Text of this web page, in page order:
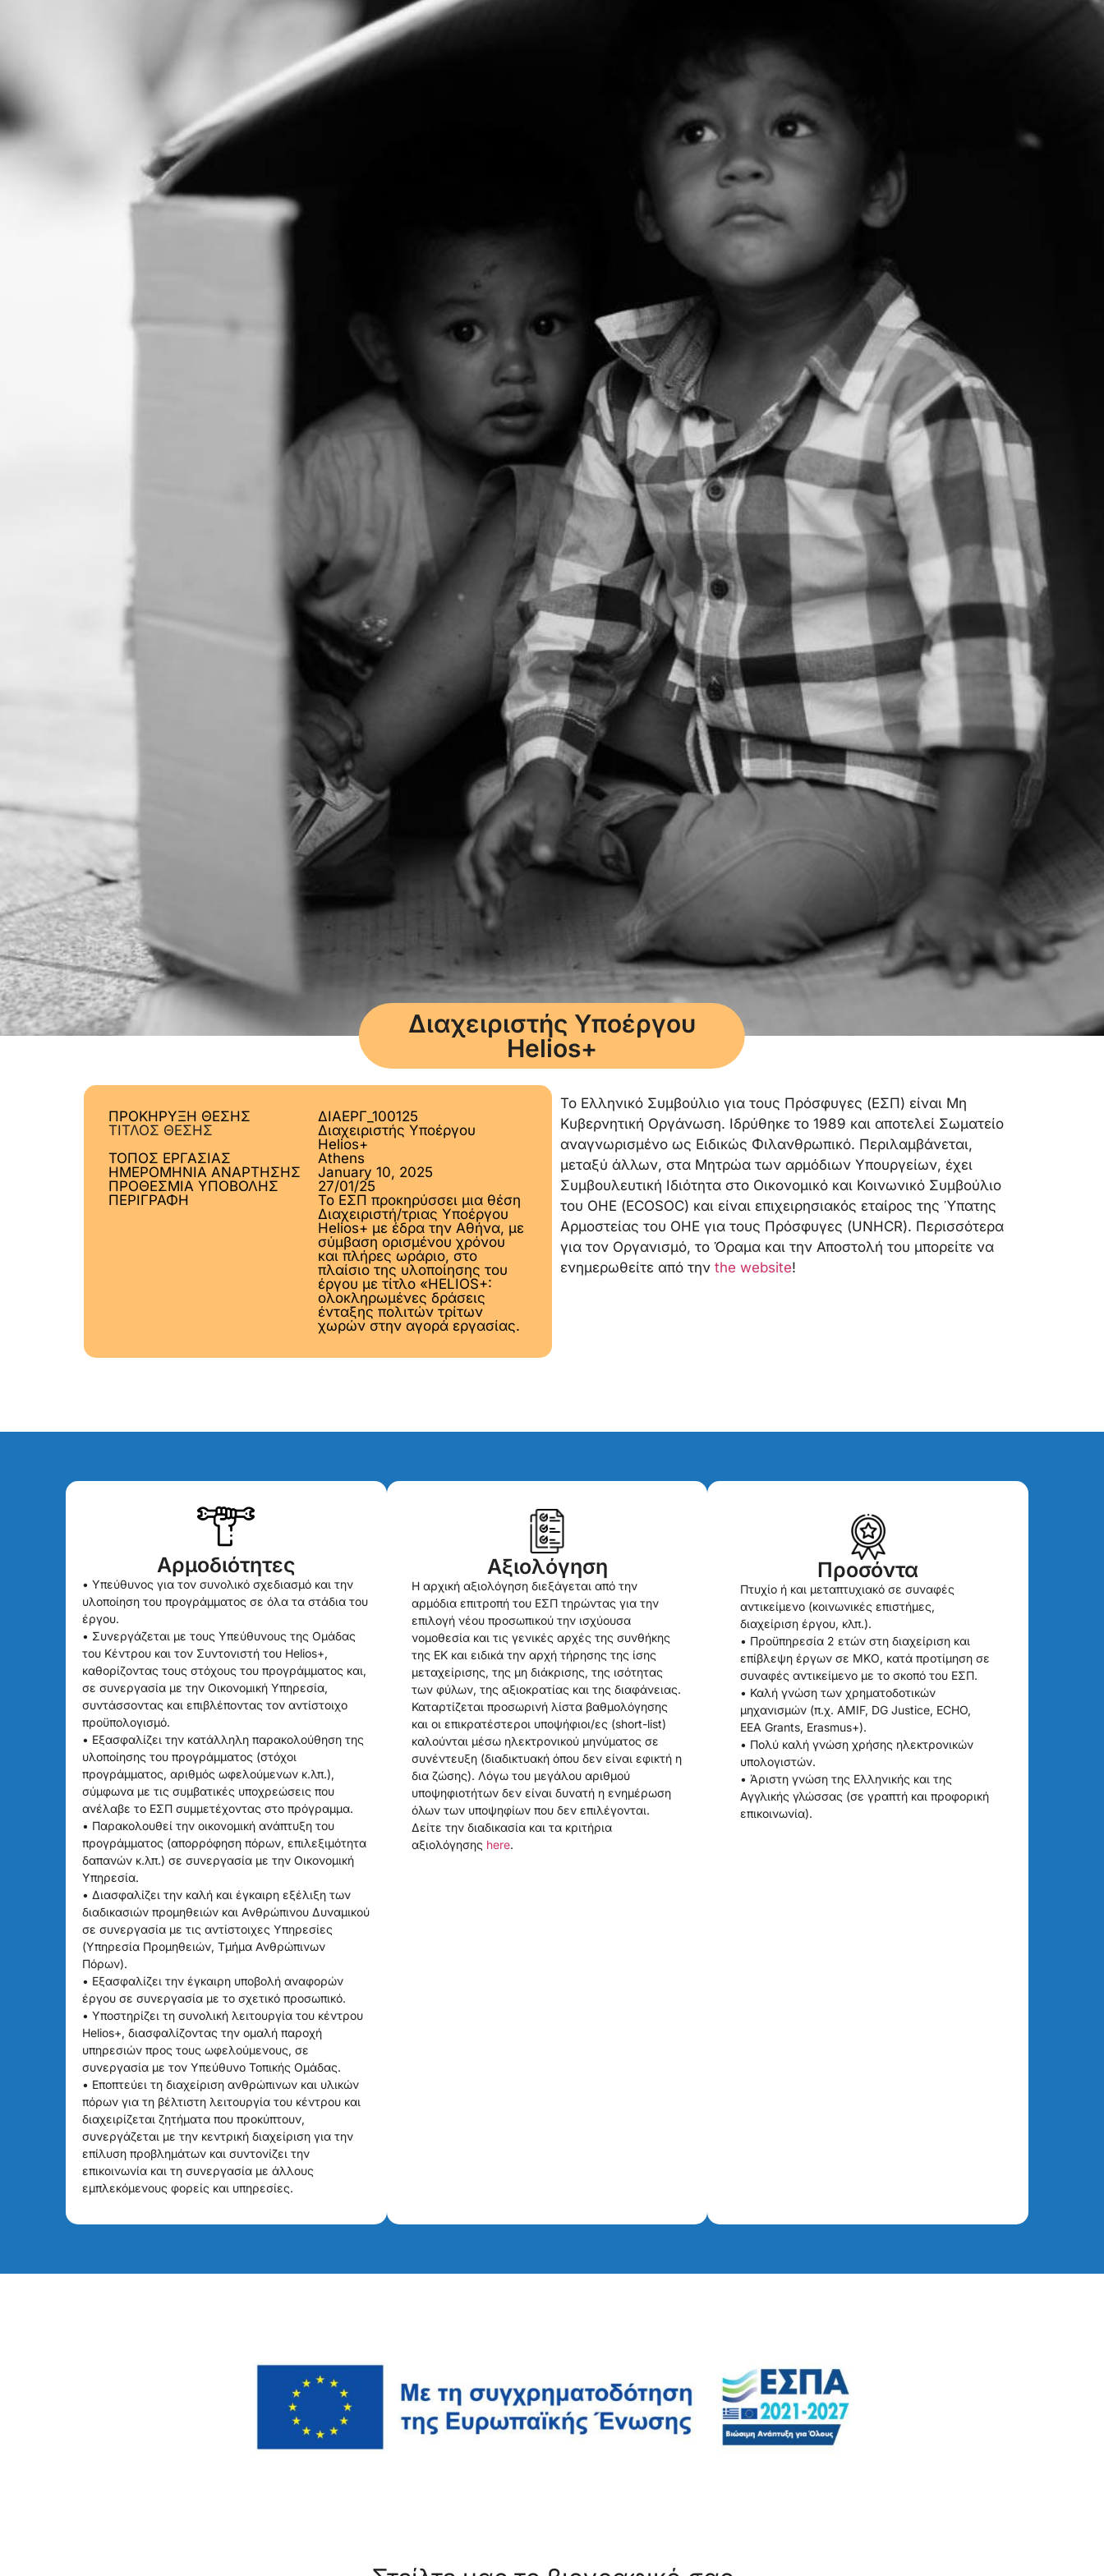
Διαχειριστής Υποέργου
Helios+
ΠΡΟΚΗΡΥΞΗ ΘΕΣΗΣ
ΔΙΑΕΡΓ_100125
ΤΙΤΛΟΣ ΘΕΣΗΣ
Διαχειριστής Υποέργου
Helios+
ΤΟΠΟΣ ΕΡΓΑΣΙΑΣ
Athens
ΗΜΕΡΟΜΗΝΙΑ ΑΝΑΡΤΗΣΗΣ
January 10, 2025
ΠΡΟΘΕΣΜΙΑ ΥΠΟΒΟΛΗΣ
27/01/25
ΠΕΡΙΓΡΑΦΗ
Το ΕΣΠ προκηρύσσει μια θέση
Διαχειριστή/τριας Υποέργου
Helios+ με έδρα την Αθήνα, με
σύμβαση ορισμένου χρόνου
και πλήρες ωράριο, στο
πλαίσιο της υλοποίησης του
έργου με τίτλο «HELIOS+:
ολοκληρωμένες δράσεις
ένταξης πολιτών τρίτων
χωρών στην αγορά εργασίας.
Το Ελληνικό Συμβούλιο για τους Πρόσφυγες (ΕΣΠ) είναι Μη
Κυβερνητική Οργάνωση. Ιδρύθηκε το 1989 και αποτελεί Σωματείο
αναγνωρισμένο ως Ειδικώς Φιλανθρωπικό. Περιλαμβάνεται,
μεταξύ άλλων, στα Μητρώα των αρμόδιων Υπουργείων, έχει
Συμβουλευτική Ιδιότητα στο Οικονομικό και Κοινωνικό Συμβούλιο
του ΟΗΕ (ECOSOC) και είναι επιχειρησιακός εταίρος της Ύπατης
Αρμοστείας του ΟΗΕ για τους Πρόσφυγες (UNHCR). Περισσότερα
για τον Οργανισμό, το Όραμα και την Αποστολή του μπορείτε να
ενημερωθείτε από την the website!
Αρμοδιότητες
• Υπεύθυνος για τον συνολικό σχεδιασμό και την
υλοποίηση του προγράμματος σε όλα τα στάδια του
έργου.
• Συνεργάζεται με τους Υπεύθυνους της Ομάδας
του Κέντρου και τον Συντονιστή του Helios+,
καθορίζοντας τους στόχους του προγράμματος και,
σε συνεργασία με την Οικονομική Υπηρεσία,
συντάσσοντας και επιβλέποντας τον αντίστοιχο
προϋπολογισμό.
• Εξασφαλίζει την κατάλληλη παρακολούθηση της
υλοποίησης του προγράμματος (στόχοι
προγράμματος, αριθμός ωφελούμενων κ.λπ.),
σύμφωνα με τις συμβατικές υποχρεώσεις που
ανέλαβε το ΕΣΠ συμμετέχοντας στο πρόγραμμα.
• Παρακολουθεί την οικονομική ανάπτυξη του
προγράμματος (απορρόφηση πόρων, επιλεξιμότητα
δαπανών κ.λπ.) σε συνεργασία με την Οικονομική
Υπηρεσία.
• Διασφαλίζει την καλή και έγκαιρη εξέλιξη των
διαδικασιών προμηθειών και Ανθρώπινου Δυναμικού
σε συνεργασία με τις αντίστοιχες Υπηρεσίες
(Υπηρεσία Προμηθειών, Τμήμα Ανθρώπινων
Πόρων).
• Εξασφαλίζει την έγκαιρη υποβολή αναφορών
έργου σε συνεργασία με το σχετικό προσωπικό.
• Υποστηρίζει τη συνολική λειτουργία του κέντρου
Helios+, διασφαλίζοντας την ομαλή παροχή
υπηρεσιών προς τους ωφελούμενους, σε
συνεργασία με τον Υπεύθυνο Τοπικής Ομάδας.
• Εποπτεύει τη διαχείριση ανθρώπινων και υλικών
πόρων για τη βέλτιστη λειτουργία του κέντρου και
διαχειρίζεται ζητήματα που προκύπτουν,
συνεργάζεται με την κεντρική διαχείριση για την
επίλυση προβλημάτων και συντονίζει την
επικοινωνία και τη συνεργασία με άλλους
εμπλεκόμενους φορείς και υπηρεσίες.
Αξιολόγηση
Η αρχική αξιολόγηση διεξάγεται από την
αρμόδια επιτροπή του ΕΣΠ τηρώντας για την
επιλογή νέου προσωπικού την ισχύουσα
νομοθεσία και τις γενικές αρχές της συνθήκης
της ΕΚ και ειδικά την αρχή τήρησης της ίσης
μεταχείρισης, της μη διάκρισης, της ισότητας
των φύλων, της αξιοκρατίας και της διαφάνειας.
Καταρτίζεται προσωρινή λίστα βαθμολόγησης
και οι επικρατέστεροι υποψήφιοι/ες (short-list)
καλούνται μέσω ηλεκτρονικού μηνύματος σε
συνέντευξη (διαδικτυακή όπου δεν είναι εφικτή η
δια ζώσης). Λόγω του μεγάλου αριθμού
υποψηφιοτήτων δεν είναι δυνατή η ενημέρωση
όλων των υποψηφίων που δεν επιλέγονται.
Δείτε την διαδικασία και τα κριτήρια
αξιολόγησης here.
Προσόντα
Πτυχίο ή και μεταπτυχιακό σε συναφές
αντικείμενο (κοινωνικές επιστήμες,
διαχείριση έργου, κλπ.).
• Προϋπηρεσία 2 ετών στη διαχείριση και
επίβλεψη έργων σε ΜΚΟ, κατά προτίμηση σε
συναφές αντικείμενο με το σκοπό του ΕΣΠ.
• Καλή γνώση των χρηματοδοτικών
μηχανισμών (π.χ. AMIF, DG Justice, ECHO,
EEA Grants, Erasmus+).
• Πολύ καλή γνώση χρήσης ηλεκτρονικών
υπολογιστών.
• Άριστη γνώση της Ελληνικής και της
Αγγλικής γλώσσας (σε γραπτή και προφορική
επικοινωνία).